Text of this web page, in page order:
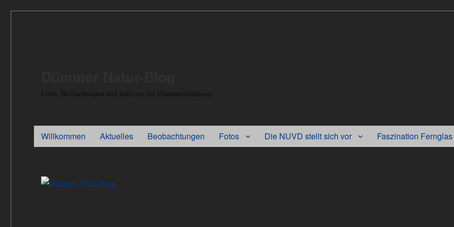
Fotos, Beobachtungen und Infos aus der Dümmerniederung
Willkommen Aktuelles Beobachtungen Fotos Die NUVD stellt sich vor Faszination Fernglas